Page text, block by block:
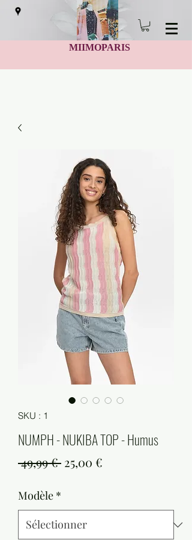
MIIMOPARIS
SKU : 1
NUMPH - NUKIBA TOP - Humus
49,99 € Prix
25,00 €
Modèle *